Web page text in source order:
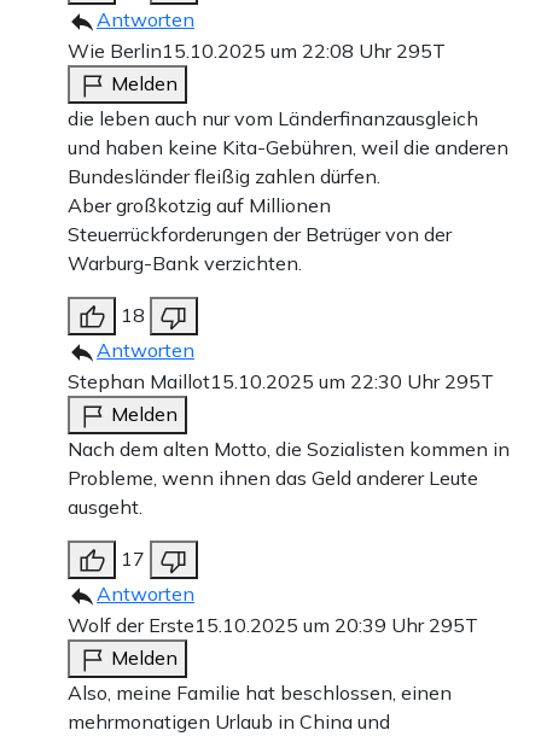
Antworten
Wie Berlin15.10.2025 um 22:08 Uhr 295T
Melden
die leben auch nur vom Länderfinanzausgleich
und haben keine Kita-Gebühren, weil die anderen
Bundesländer fleißig zahlen dürfen.
Aber großkotzig auf Millionen
Steuerrückforderungen der Betrüger von der
Warburg-Bank verzichten.
18
Antworten
Stephan Maillot15.10.2025 um 22:30 Uhr 295T
Melden
Nach dem alten Motto, die Sozialisten kommen in
Probleme, wenn ihnen das Geld anderer Leute
ausgeht.
17
Antworten
Wolf der Erste15.10.2025 um 20:39 Uhr 295T
Melden
Also, meine Familie hat beschlossen, einen
mehrmonatigen Urlaub in China und